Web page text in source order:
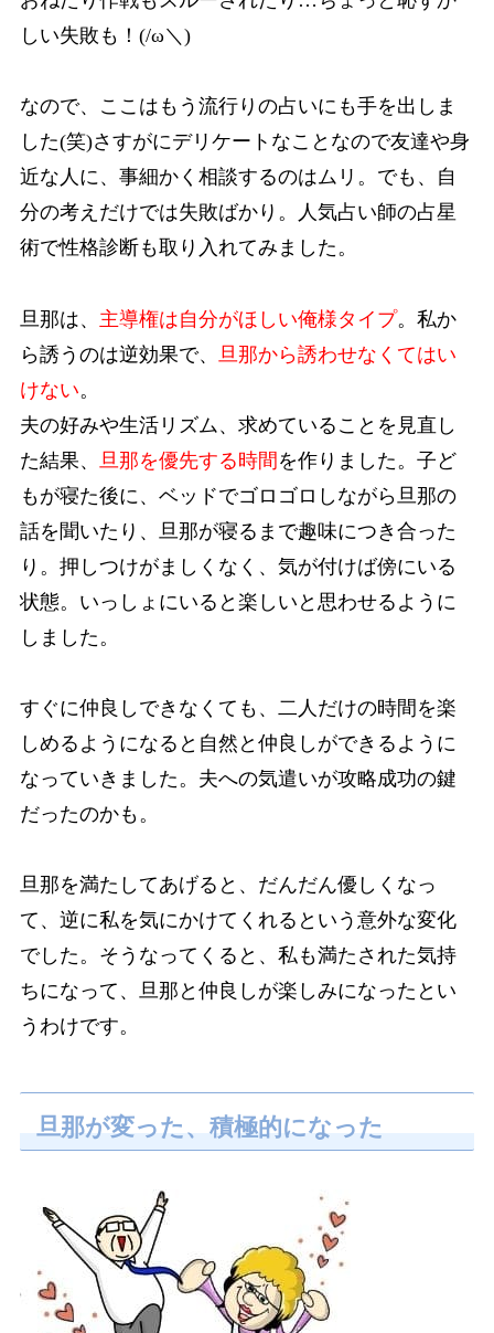
しい失敗も！(/ω＼)
なので、ここはもう流行りの占いにも手を出しま
した(笑)さすがにデリケートなことなので友達や身
近な人に、事細かく相談するのはムリ。でも、自
分の考えだけでは失敗ばかり。人気占い師の占星
術で性格診断も取り入れてみました。
旦那は、 主導権は自分がほしい俺様タイプ。私か
ら誘うのは逆効果で、
旦那から誘わせなくてはい
けない。
夫の好みや生活リズム、求めていることを見直し
た結果、
旦那を優先する時間 を作りました。子ど
もが寝た後に、ベッドでゴロゴロしながら旦那の
話を聞いたり、旦那が寝るまで趣味につき合った
り。押しつけがましくなく、気が付けば傍にいる
状態。いっしょにいると楽しいと思わせるように
しました。
すぐに仲良しできなくても、二人だけの時間を楽
しめるようになると自然と仲良しができるように
なっていきました。夫への気遣いが攻略成功の鍵
だったのかも。
旦那を満たしてあげると、だんだん優しくなっ
て、逆に私を気にかけてくれるという意外な変化
でした。そうなってくると、私も満たされた気持
ちになって、旦那と仲良しが楽しみになったとい
うわけです。
旦那が変った、積極的になった